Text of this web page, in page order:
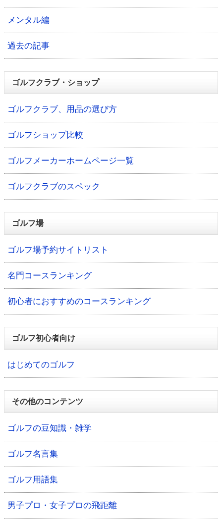
メンタル編
過去の記事
ゴルフクラブ・ショップ
ゴルフクラブ、用品の選び方
ゴルフショップ比較
ゴルフメーカーホームページ一覧
ゴルフクラブのスペック
ゴルフ場
ゴルフ場予約サイトリスト
名門コースランキング
初心者におすすめのコースランキング
ゴルフ初心者向け
はじめてのゴルフ
その他のコンテンツ
ゴルフの豆知識・雑学
ゴルフ名言集
ゴルフ用語集
男子プロ・女子プロの飛距離